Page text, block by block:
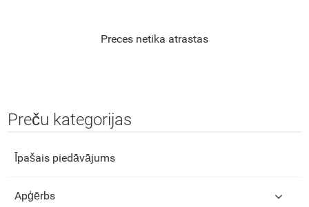
Preces netika atrastas
Preču kategorijas
Īpašais piedāvājums
Apģērbs